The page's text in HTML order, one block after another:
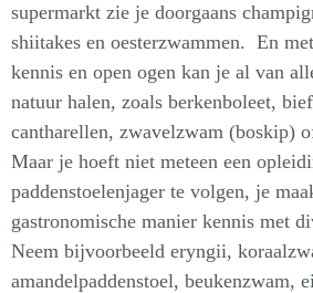
supermarkt zie je doorgaans
shiitakes en oesterzwammen. En
kennis en open ogen kan je al van
natuur halen, zoals berkenboleet,
cantharellen, zwavelzwam (boskip)
Maar je hoeft niet meteen een
paddenstoelenjager te volgen, je
gastronomische manier kennis met
Neem bijvoorbeeld eryngii,
amandelpaddenstoel, beukenzwam,